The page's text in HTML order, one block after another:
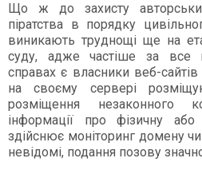
Що ж до захисту
піратства в порядку
виникають труднощі ще на
суду, адже частіше за все
справах є власники веб-
на своєму сервері
розміщення незаконного
інформації про фізичну
здійснює моніторинг домену
невідомі, подання позову